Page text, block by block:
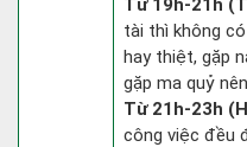
Từ 19h-21h
tài thì không
hay thiệt, gặp
gặp ma quỷ
Từ 21h-23h
công việc đều